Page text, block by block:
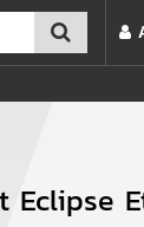
Eclipse